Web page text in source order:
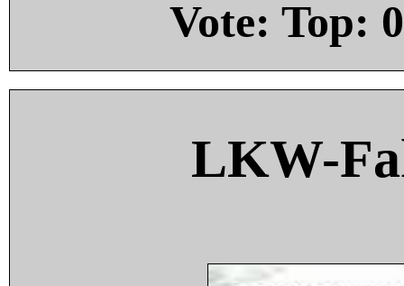
Vote: Top: 0
LKW-